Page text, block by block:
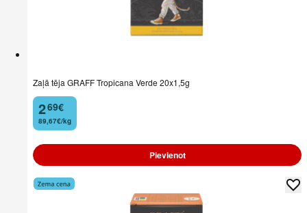
Zaļā tēja GRAFF Tropicana Verde 20x1,5g
2
. 69€
89,67€/kg
Pievienot